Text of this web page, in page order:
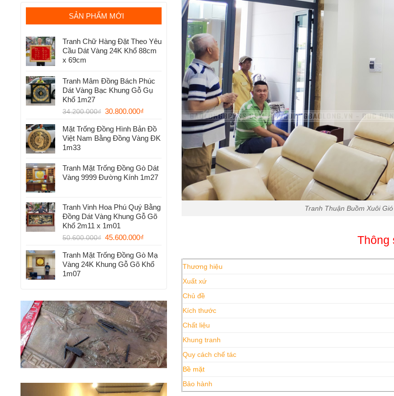
Tranh Thuận Buồm Xuôi
Thông
Thương hiệu
Xuất xứ
Chủ đề
Kích thước
Chất liệu
Khung tranh
Quy cách chế tác
Bề mặt
Bảo hành
SẢN PHẨM MỚI
Tranh Chữ Hàng Đặt Theo Yêu
Cầu Dát Vàng 24K Khổ 88cm
x 69cm
Tranh Mâm Đồng Bách Phúc
Dát Vàng Bạc Khung Gỗ Gụ
Khổ 1m27
34.200.000₫ 30.800.000₫
Mặt Trống Đồng Hình Bản Đồ
Việt Nam Bằng Đồng Vàng ĐK
1m33
Tranh Mặt Trống Đồng Gò Dát
Vàng 9999 Đường Kính 1m27
Tranh Vinh Hoa Phú Quý Bằng
Đồng Dát Vàng Khung Gỗ Gõ
Khổ 2m11 x 1m01
50.600.000₫ 45.600.000₫
Tranh Mặt Trống Đồng Gò Mạ
Vàng 24K Khung Gỗ Gõ Khổ
1m07